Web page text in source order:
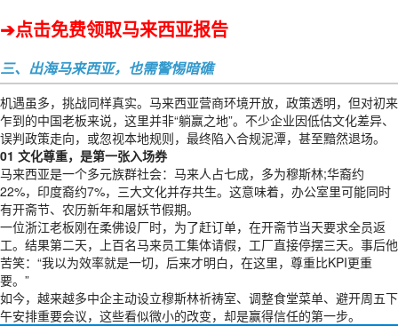
➔点击免费领取马来西亚报告
三、出海马来西亚，也需警惕暗礁
机遇虽多，挑战同样真实。马来西亚营商环境开放，政策透明，但对初来
乍到的中国老板来说，这里并非“躺赢之地”。不少企业因低估文化差异、
误判政策走向，或忽视本地规则，最终陷入合规泥潭，甚至黯然退场。
01 文化尊重，是第一张入场券
马来西亚是一个多元族群社会：马来人占七成，多为穆斯林;华裔约
22%，印度裔约7%，三大文化并存共生。这意味着，办公室里可能同时
有开斋节、农历新年和屠妖节假期。
一位浙江老板刚在柔佛设厂时，为了赶订单，在开斋节当天要求全员返
工。结果第二天，上百名马来员工集体请假，工厂直接停摆三天。事后他
苦笑：“我以为效率就是一切，后来才明白，在这里，尊重比KPI更重
要。”
如今，越来越多中企主动设立穆斯林祈祷室、调整食堂菜单、避开周五下
午安排重要会议，这些看似微小的改变，却是赢得信任的第一步。